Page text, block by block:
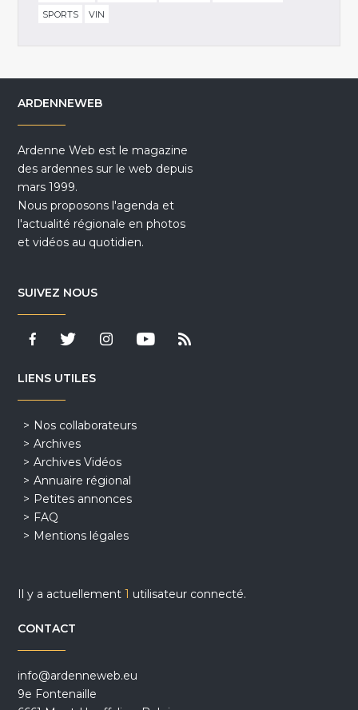
SPORTS
VIN
ARDENNEWEB
Ardenne Web est le magazine
des ardennes sur le web depuis
mars 1999.
Nous proposons l'agenda et
l'actualité régionale en photos
et vidéos au quotidien.
SUIVEZ NOUS
LIENS UTILES
Nos collaborateurs
Archives
Archives Vidéos
Annuaire régional
Petites annonces
FAQ
Mentions légales
Il y a actuellement1 utilisateur connecté.
CONTACT
info@ardenneweb.eu
9e Fontenaille